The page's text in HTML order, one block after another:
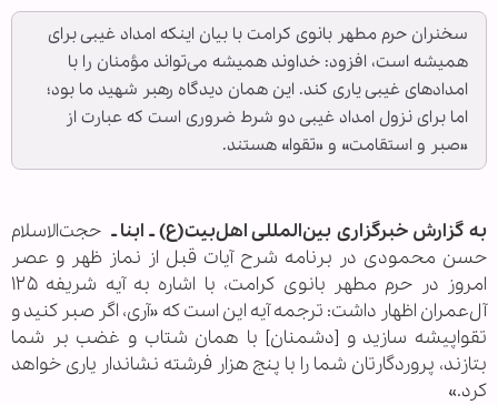
سخنران حرم مطهر بانوی کرامت با بیان اینکه امداد غیبی برای
همیشه است، افزود: خداوند همیشه می‌تواند مؤمنان را با
امدادهای غیبی یاری کند. این همان دیدگاه رهبر شهید ما بود؛
اما برای نزول امداد غیبی دو شرط ضروری است که عبارت از
«صبر و استقامت» و «تقوا» هستند.
به گزارش خبرگزاری بین‌المللی اهل‌بیت(ع) ـ ابنا ـ حجت‌الاسلام
حسن محمودی در برنامه شرح آیات قبل از نماز ظهر و عصر
امروز در حرم مطهر بانوی کرامت، با اشاره به آیه شریفه ۱۲۵
آل‌عمران اظهار داشت: ترجمه آیه این است که «آری، اگر صبر کنید و
تقواپیشه سازید و [دشمنان] با همان شتاب و غضب بر شما
بتازند، پروردگارتان شما را با پنج هزار فرشته نشاندار یاری خواهد
کرد.»